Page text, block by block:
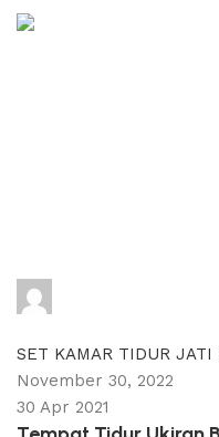
SET KAMAR TIDUR JATI
November 30, 2022
30 Apr 2021